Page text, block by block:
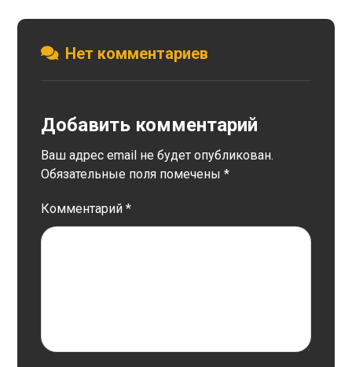
Нет комментариев
Добавить комментарий
Ваш адрес email не будет опубликован.
Обязательные поля помечены*
Комментарий*